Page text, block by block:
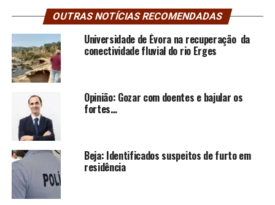
OUTRAS NOTÍCIAS RECOMENDADAS
Universidade de Évora na recuperação da
conectividade fluvial do rio Erges
Opinião: Gozar com doentes e bajular os
fortes…
Beja: Identificados suspeitos de furto em
residência